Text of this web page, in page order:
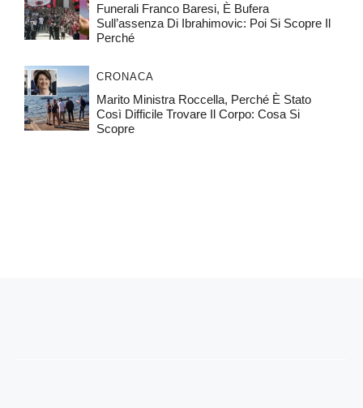
Funerali Franco Baresi, È Bufera
Sull’assenza Di Ibrahimovic: Poi Si Scopre Il
Perché
CRONACA
Marito Ministra Roccella, Perché È Stato
Così Difficile Trovare Il Corpo: Cosa Si
Scopre